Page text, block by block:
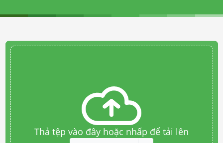
Thả tệp vào đây hoặc nhấp để tải lên